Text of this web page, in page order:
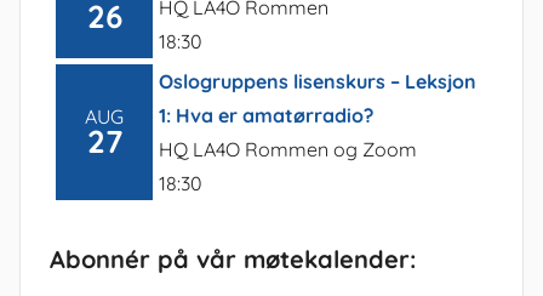
26
HQ LA4O Rommen
18:30
AUG
27
Oslogruppens lisenskurs – Leksjon
1: Hva er amatørradio?
HQ LA4O Rommen og Zoom
18:30
Abonnér på vår møtekalender: